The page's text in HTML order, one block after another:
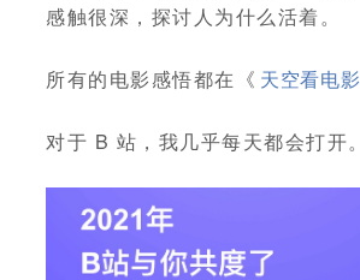
感触很深，探讨人为什么活着。
所有的电影感悟都在《 天空看电影
对于 B 站，我几乎每天都会打开。